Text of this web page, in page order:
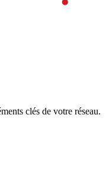
clés de votre réseau.